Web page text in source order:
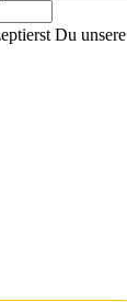
Du unsere